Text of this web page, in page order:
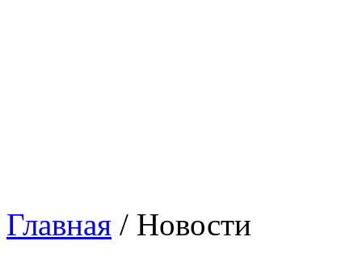
Главная / Новости